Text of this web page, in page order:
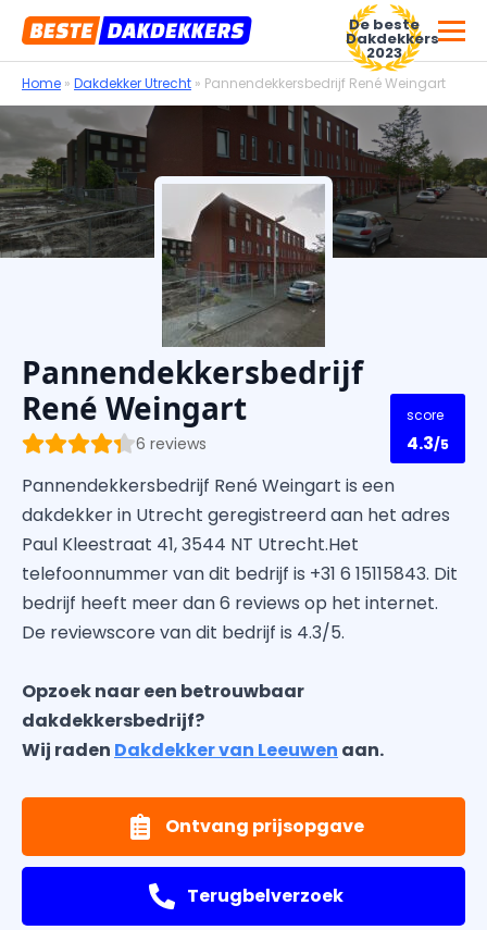
Voor dakdekkersbedrijven
De beste
Dakdekkers
2023
Home » Dakdekker Utrecht » Pannendekkersbedrijf René Weingart
Pannendekkersbedrijf
René Weingart
6 reviews
score
4.3/5
Pannendekkersbedrijf René Weingart is een
dakdekker in Utrecht geregistreerd aan het adres
Paul Kleestraat 41, 3544 NT Utrecht.Het
telefoonnummer van dit bedrijf is +31 6 15115843. Dit
bedrijf heeft meer dan 6 reviews op het internet.
De reviewscore van dit bedrijf is 4.3/5.
Opzoek naar een betrouwbaar
dakdekkersbedrijf?
Wij raden Dakdekker van Leeuwen aan.
Ontvang prijsopgave
Terugbelverzoek